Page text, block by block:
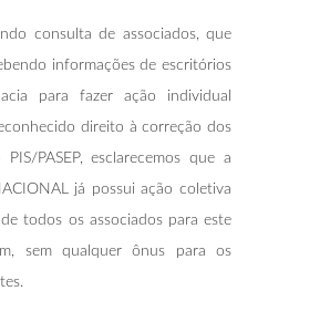
consulta de associados, que
informações de escritórios
para fazer ação individual
direito à correção dos
PASEP, esclarecemos que a
já possui ação coletiva
todos os associados para este
sem qualquer ônus para os